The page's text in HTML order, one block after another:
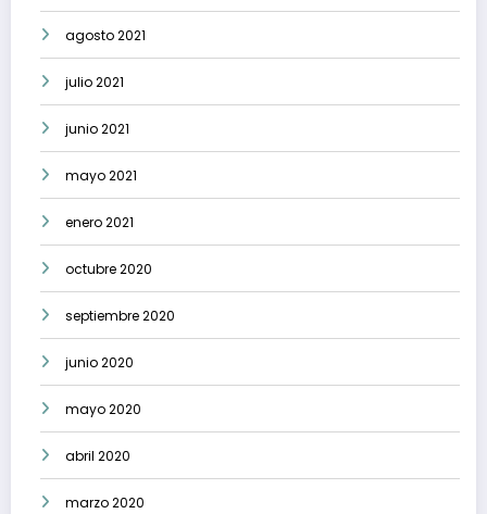
agosto 2021
julio 2021
junio 2021
mayo 2021
enero 2021
octubre 2020
septiembre 2020
junio 2020
mayo 2020
abril 2020
marzo 2020